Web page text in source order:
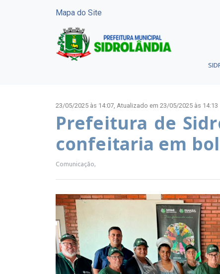
Mapa do Site
23/05/2025 às 14:07, Atualizado em 23/05/2025 às 14:13
Prefeitura de
confeitaria em
Comunicação,